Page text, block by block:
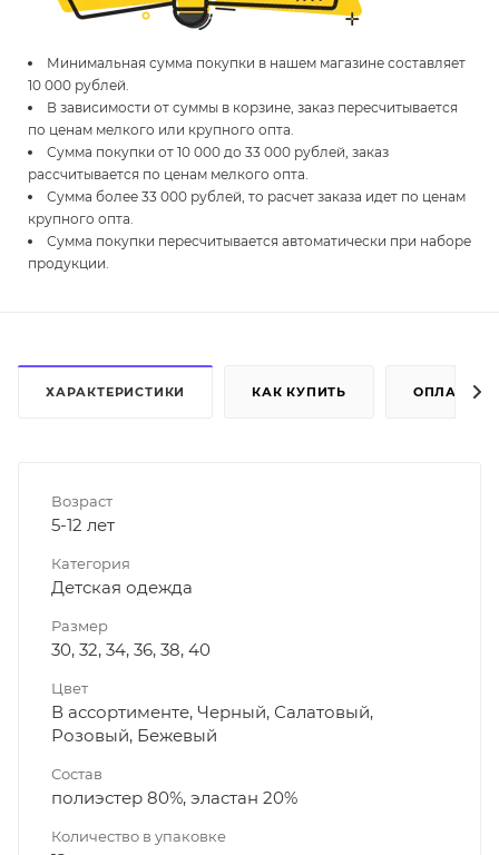
Минимальная сумма покупки в нашем магазине составляет
10 000 рублей.
В зависимости от суммы в корзине, заказ пересчитывается
по ценам мелкого или крупного опта.
Сумма покупки от 10 000 до 33 000 рублей, заказ
рассчитывается по ценам мелкого опта.
Сумма более 33 000 рублей, то расчет заказа идет по ценам
крупного опта.
Сумма покупки пересчитывается автоматически при наборе
продукции.
ХАРАКТЕРИСТИКИ КАК КУПИТЬ ОПЛАТА
Возраст
5-12 лет
Категория
Детская одежда
Размер
30, 32, 34, 36, 38, 40
Цвет
В ассортименте, Черный, Салатовый,
Розовый, Бежевый
Состав
полиэстер 80%, эластан 20%
Количество в упаковке